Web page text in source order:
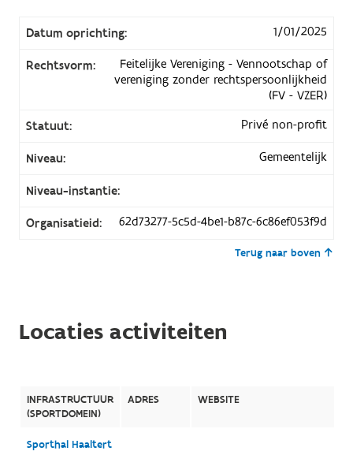
Datum oprichting: 1/01/2025
Rechtsvorm:
Feitelijke Vereniging - Vennootschap of
vereniging zonder rechtspersoonlijkheid
(FV - VZER)
Statuut:
Privé non-profit
Niveau: Gemeentelijk
Niveau-instantie:
Organisatieid: 62d73277-5c5d-4be1-b87c-6c86ef053f9d
Terug naar boven
Locaties activiteiten
INFRASTRUCTUUR
(SPORTDOMEIN)
ADRES WEBSITE
Sporthal Haaltert